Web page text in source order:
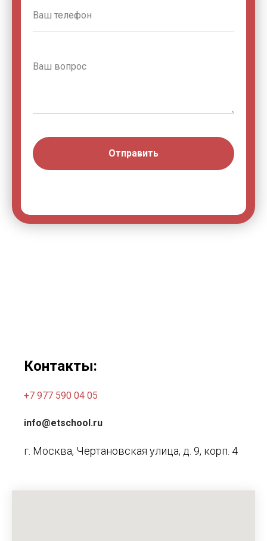
Отправить
Контакты:
+7 977 590 04 05
info@etschool.ru
г. Москва, Чертановская улица, д. 9, корп. 4